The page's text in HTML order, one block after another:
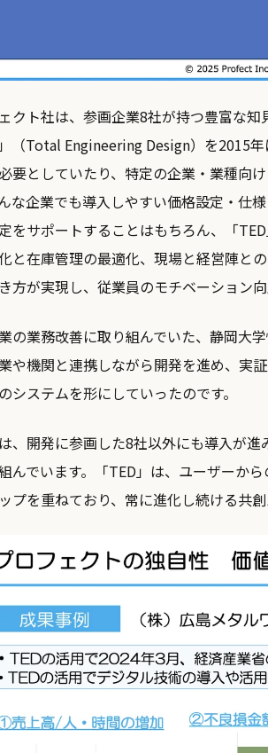
クト社は、参画企業8社が持つ豊富な
」（Total Engineering Design）を2015
要としていたり、特定の企業・業種向
な企業でも導入しやすい価格設定・仕
をサポートすることはもちろん、「
と在庫管理の最適化、現場と経営陣と
方が実現し、従業員のモチベーション
の業務改善に取り組んでいた、静岡大
や機関と連携しながら開発を進め、実
システムを形にしていったのです。
、開発に参画した8社以外にも導入が
んでいます。「TED」は、ユーザーか
プを重ねており、常に進化し続ける共